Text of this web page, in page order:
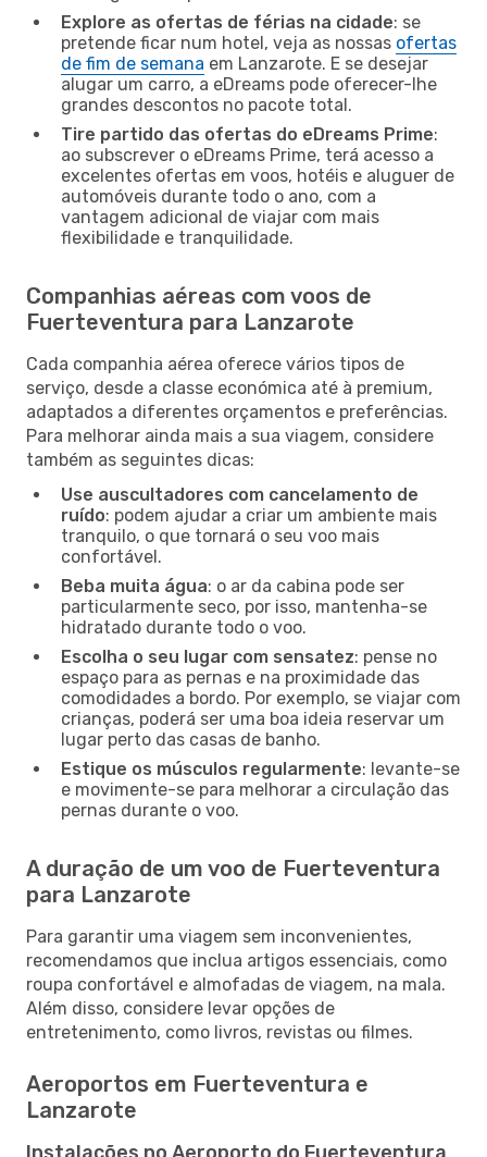
Explore as ofertas de férias na cidade: se
pretende ficar num hotel, veja as nossas ofertas
de fim de semana em Lanzarote. E se desejar
alugar um carro, a eDreams pode oferecer-lhe
grandes descontos no pacote total.
Tire partido das ofertas do eDreams Prime:
ao subscrever o eDreams Prime, terá acesso a
excelentes ofertas em voos, hotéis e aluguer de
automóveis durante todo o ano, com a
vantagem adicional de viajar com mais
flexibilidade e tranquilidade.
Companhias aéreas com voos de
Fuerteventura para Lanzarote
Cada companhia aérea oferece vários tipos de
serviço, desde a classe económica até à premium,
adaptados a diferentes orçamentos e preferências.
Para melhorar ainda mais a sua viagem, considere
também as seguintes dicas:
Use auscultadores com cancelamento de
ruído: podem ajudar a criar um ambiente mais
tranquilo, o que tornará o seu voo mais
confortável.
Beba muita água: o ar da cabina pode ser
particularmente seco, por isso, mantenha-se
hidratado durante todo o voo.
Escolha o seu lugar com sensatez: pense no
espaço para as pernas e na proximidade das
comodidades a bordo. Por exemplo, se viajar com
crianças, poderá ser uma boa ideia reservar um
lugar perto das casas de banho.
Estique os músculos regularmente: levante-se
e movimente-se para melhorar a circulação das
pernas durante o voo.
A duração de um voo de Fuerteventura
para Lanzarote
Para garantir uma viagem sem inconvenientes,
recomendamos que inclua artigos essenciais, como
roupa confortável e almofadas de viagem, na mala.
Além disso, considere levar opções de
entretenimento, como livros, revistas ou filmes.
Aeroportos em Fuerteventura e
Lanzarote